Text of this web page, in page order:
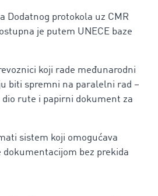
Dodatnog protokola uz CMR
je putem UNECE baze
koji rade međunarodni
biti spremni na paralelni rad –
rute i papirni dokument za
sistem koji omogućava
bez prekida